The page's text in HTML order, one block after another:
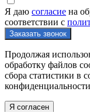
Я даю согласие на
соответствии с
Продолжая
обработку файлов
сбора статистики в
конфиденциальности
Я согласен